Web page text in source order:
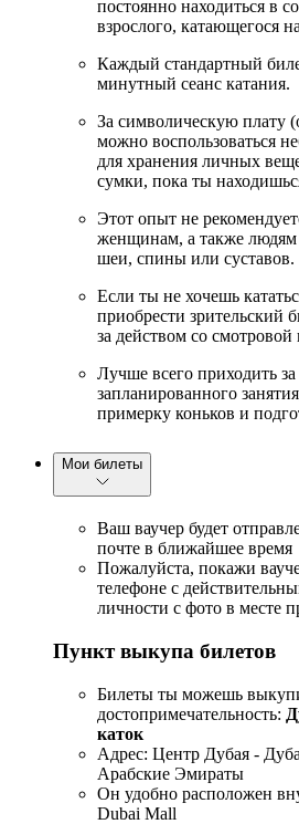
постоянно находиться в
взрослого, катающегося
Каждый стандартный
минутный сеанс катания.
За символическую плату
можно воспользоваться
для хранения личных
сумки, пока ты
Этот опыт не
женщинам, а также людям
шеи, спины или суставов.
Если ты не хочешь
приобрести зрительский
за действом со
Лучше всего приходить
запланированного
примерку коньков и
Мои билеты
Ваш ваучер будет
почте в ближайшее время
Пожалуйста, покажи
телефоне с
личности с фото в месте
Пункт выкупа билетов
Билеты ты можешь
достопримечательность:
каток
Адрес: Центр Дубая -
Арабские Эмираты
Он удобно расположен
Dubai Mall